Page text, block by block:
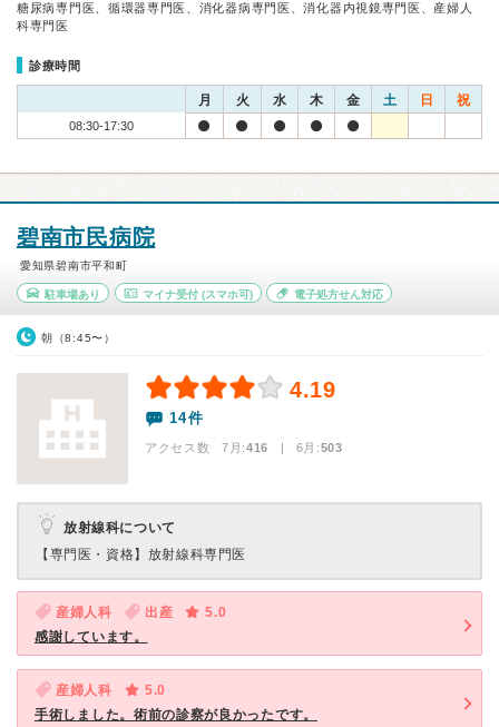
糖尿病専門医、循環器専門医、消化器病専門医、消化器内視鏡専門医、産婦人
科専門医
診療時間
月 火 水 木 金 土 日 祝
08:30-17:30
碧南市民病院
愛知県碧南市平和町
駐車場あり マイナ受付(スマホ可) 電子処方せん対応
朝（8:45〜）
4.19
14件
アクセス数 7月:416 | 6月:503
放射線科について
【専門医・資格】 放射線科専門医
産婦人科 出産
5.0
感謝しています。
産婦人科
5.0
手術しました。術前の診察が良かったです。